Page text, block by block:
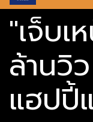
"เจ็บเ
ล้านวิ
แฮปปี้